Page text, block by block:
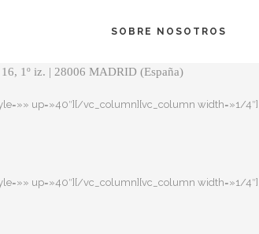
SOBRE NOSOTROS
1º iz. | 28006 MADRID (España)
up=»40″][/vc_column][vc_column width=»1/4″]
up=»40″][/vc_column][vc_column width=»1/4″]